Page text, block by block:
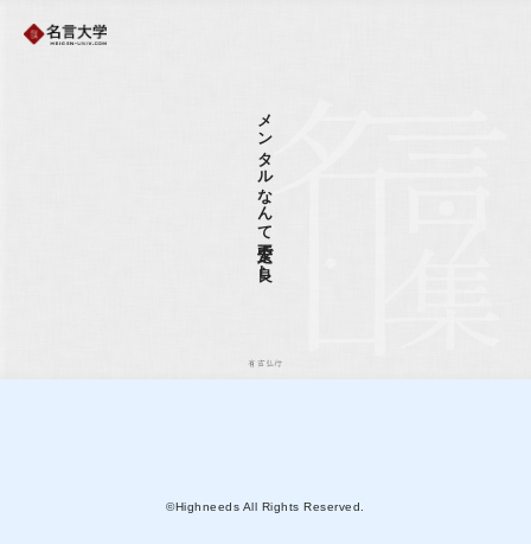
メンタルなんて不安定で良し
有吉弘行
©Highneeds All Rights Reserved.